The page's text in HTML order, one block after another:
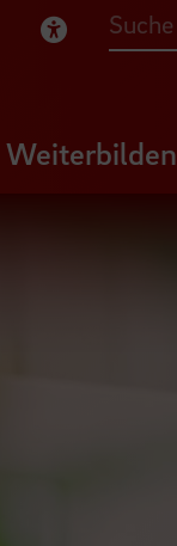
Modus
Visuelle Hilfe
Weiterbilden